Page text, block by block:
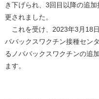
き下げられ、3回目以降の追
更されました。
これを受け、2023年3月18
ババックスワクチン接種セン
るノババックスワクチンの追
ます。